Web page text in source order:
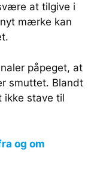
at tilgive i
mærke kan
påpeget, at
smuttet. Blandt
ikke stave til
og om